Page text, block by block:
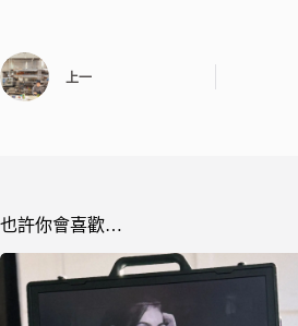
上一
也許你會喜歡…